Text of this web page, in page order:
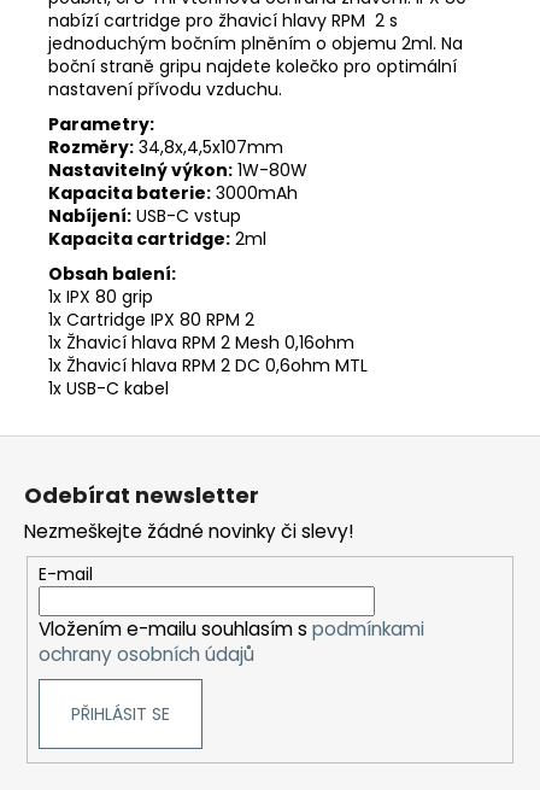
nabízí cartridge pro žhavicí hlavy RPM 2 s
jednoduchým bočním plněním o objemu 2ml. Na
boční straně gripu najdete kolečko pro optimální
nastavení přívodu vzduchu.
Parametry:
Rozměry: 34,8x,4,5x107mm
Nastavitelný výkon: 1W-80W
Kapacita baterie: 3000mAh
Nabíjení: USB-C vstup
Kapacita cartridge: 2ml
Obsah balení:
1x IPX 80 grip
1x Cartridge IPX 80 RPM 2
1x Žhavicí hlava RPM 2 Mesh 0,16ohm
1x Žhavicí hlava RPM 2 DC 0,6ohm MTL
1x USB-C kabel
Odebírat newsletter
Nezmeškejte žádné novinky či slevy!
E-mail
Vložením e-mailu souhlasím s podmínkami
ochrany osobních údajů
PŘIHLÁSIT SE